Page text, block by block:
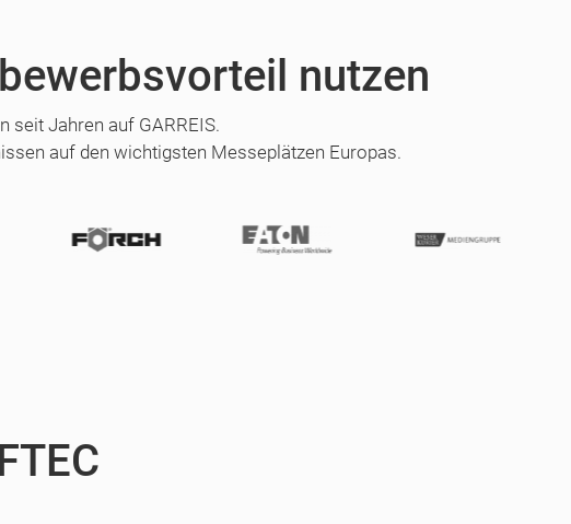
nutzen
seit Jahren auf GARREIS.
auf den wichtigsten Messeplätzen Europas.